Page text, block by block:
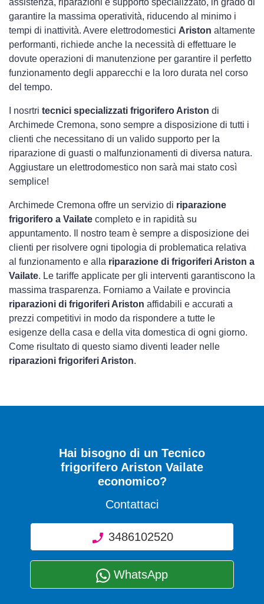
assistenza, riparazioni e supporto specializzato, in grado di
garantire la massima operatività, riducendo al minimo i
tempi di inattività. Avere elettrodomestici Ariston altamente
performanti, richiede anche la necessità di effettuare le
dovute operazioni di manutenzione per garantire il perfetto
funzionamento degli apparecchi e la loro durata nel corso
del tempo.
I nosrtri tecnici specializzati frigorifero Ariston di
Archimede Cremona, sono sempre a disposizione di tutti i
clienti che necessitano di un valido supporto per la
riparazione di guasti o malfunzionamenti di diversa natura.
Aggiustare un elettrodomestico non sarà mai stato così
semplice!
Archimede Cremona offre un servizio di riparazione
frigorifero a Vailate completo e in rapidità su
appuntamento. Il nostro team è sempre a disposizione dei
clienti per risolvere ogni tipologia di problematica relativa
al funzionamento e alla riparazione di frigoriferi Ariston a
Vailate. Le tariffe applicate per gli interventi garantiscono la
massima trasparenza. Forniamo a Vailate e provincia
riparazioni di frigoriferi Ariston affidabili e accurati a
prezzi competitivi in modo da rispondere a tutte le
esigenze della casa e della vita domestica di ogni giorno.
Come risultato di questo siamo diventi leader nelle
riparazioni frigoriferi Ariston.
Hai bisogno di un Tecnico
frigorifero Ariston Vailate
economico?
Contattaci
3486102520
WhatsApp